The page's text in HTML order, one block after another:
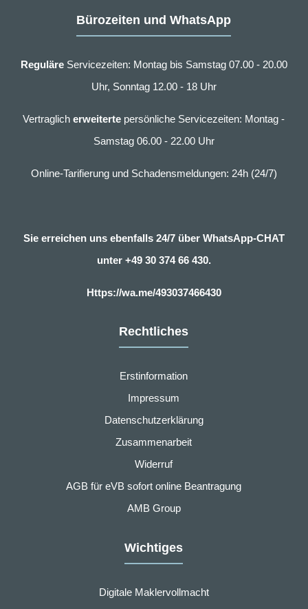
Bürozeiten und WhatsApp
ReguläreServicezeiten: Montag bis Samstag 07.00 - 20.00
Uhr, Sonntag 12.00 - 18 Uhr
Vertraglicherweiterte persönliche Servicezeiten: Montag -
Samstag 06.00 - 22.00 Uhr
Online-Tarifierung und Schadensmeldungen: 24h (24/7)
Sie erreichen uns ebenfalls 24/7 über WhatsApp-CHAT
unter +49 30 374 66 430.
Https://wa.me/493037466430
Rechtliches
Erstinformation
Impressum
Datenschutzerklärung
Zusammenarbeit
Widerruf
AGB für eVB sofort online Beantragung
AMB Group
Wichtiges
Digitale Maklervollmacht